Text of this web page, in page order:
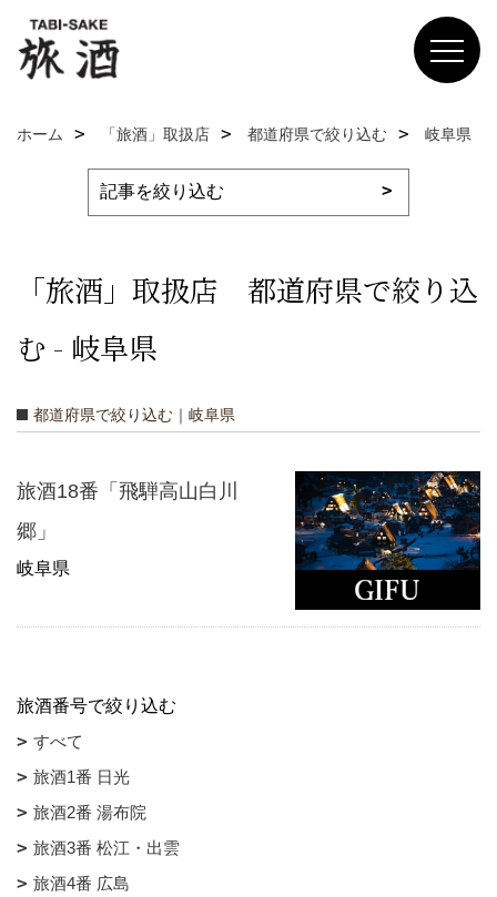
ホーム 「旅酒」取扱店 都道府県で絞り込む 岐阜県
「旅酒」取扱店 都道府県で絞り込
む - 岐阜県
都道府県で絞り込む｜岐阜県
旅酒18番「飛騨高山白川
郷」
岐阜県
旅酒番号で絞り込む
すべて
旅酒1番 日光
旅酒2番 湯布院
旅酒3番 松江・出雲
旅酒4番 広島